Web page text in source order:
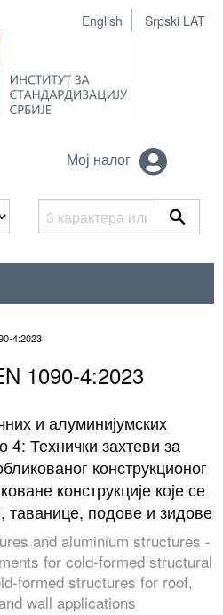
English Srpski LAT
Мој налог
4:2023
1090-4:2023
и алуминијумских
4: Технички захтеви за
конструкционог
конструкције које се
таванице, подове и зидове
and aluminium structures -
for cold-formed structural
formed structures for roof,
wall applications